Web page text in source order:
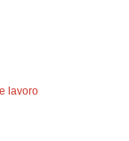
lavoro